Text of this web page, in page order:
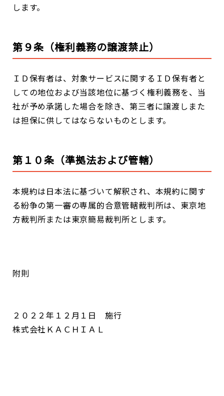
します。
第９条（権利義務の譲渡禁止）
ＩＤ保有者は、対象サービスに関するＩＤ保有者と
しての地位および当該地位に基づく権利義務を、当
社が予め承諾した場合を除き、第三者に譲渡しまた
は担保に供してはならないものとします。
第１０条（準拠法および管轄）
本規約は日本法に基づいて解釈され、本規約に関す
る紛争の第一審の専属的合意管轄裁判所は、東京地
方裁判所または東京簡易裁判所とします。
附則
２０２２年１２月１日 施行
株式会社ＫＡＣＨＩＡＬ